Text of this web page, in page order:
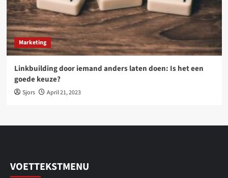
Marketing
Linkbuilding door iemand anders laten doen: Is het een
goede keuze?
Sjors April 21, 2023
VOETTEKSTMENU